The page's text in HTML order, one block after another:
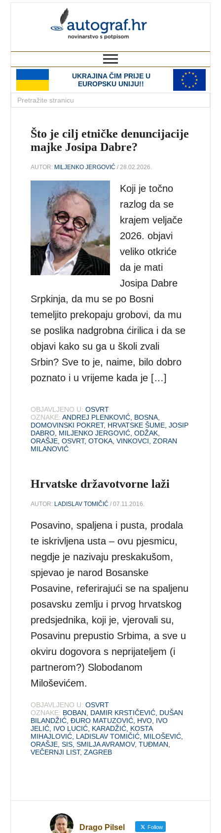
UKRAJINA ČIM PRIJE U
EUROPSKU UNIJU!!
Što je cilj etničke denuncijacije
majke Josipa Dabre?
AUTOR: MILJENKO JERGOVIĆ / 28.02.2026.
Koji je točno
razlog da se
krajem veljače
2026. objavi
veliko otkriće
da je mati
Josipa Dabre
Srpkinja, da mu se po Bosni
temeljito prekopaju grobovi, da mu
se poslika nadgrobna ćirilica i da se
objavi kako su ga u školi zvali
Srbin? Sve to je, naime, bilo dobro
poznato i u vrijeme kada je […]
OBJAVLJENO U: OSVRT
OZNAKE: ANDREJ PLENKOVIĆ BOSNA
DOMOVINSKI POKRET, HRVATSKE ŠUME ,JOSIP
DABRO MILJENKO JERGOVIĆ ,ODŽAK
ORAŠJE ,OSVRT,OTOKA ,VINKOVCI ,ZORAN
MILANOVIĆ
Hrvatske državotvorne laži
AUTOR: LADISLAV TOMIČIĆ / 07.11.2016.
Posavino, spaljena i pusta, prodala
te iskrivljena usta – ovu pjesmicu,
negdje je nazivaju preskakušom,
spjevao je narod Bosanske
Posavine, referirajući se na spaljenu
posavsku zemlju i prvog hrvatskog
predsjednika, koji je, vjerovali su,
Posavinu prepustio Srbima, a sve u
okviru dogovora s neprijateljem (i
partnerom?) Slobodanom
Miloševićem.
OBJAVLJENO U: OSVRT
OZNAKE: BOBAN DAMIR KRSTIČEVIĆ DUŠAN
BILANDŽIĆ ,ĐURO MATUZOVIĆ HVO IVO
JELIĆ IVO LUCIĆ KARADŽIĆ KOSTA
MIHAJLOVIĆ LADISLAV TOMIČIĆ MILOŠEVIĆ
ORAŠJE ,SIS ,SMILJA AVRAMOV,TUĐMAN
VEČERNJI LIST,ZAGREB
Drago Pilsel Follow